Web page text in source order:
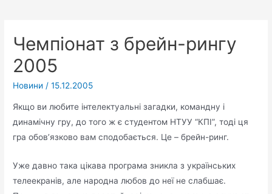
Чемпiонат з брейн-рингу
2005
Новини /15.12.2005
Якщо ви любите інтелектуальні загадки, командну і
динамічну гру, до того ж є студентом НТУУ “КПІ”, тоді ця
гра обов’язково вам сподобається. Це – брейн-ринг.
Уже давно така цікава програма зникла з українських
телеекранів, але народна любов до неї не слабшає.